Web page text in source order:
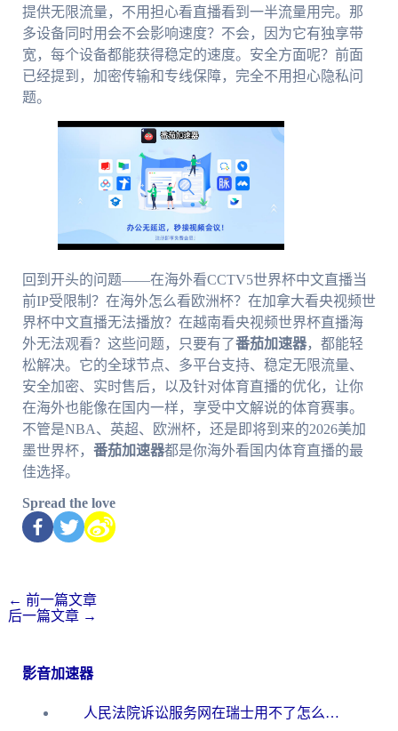
提供无限流量，不用担心看直播看到一半流量用完。那
多设备同时用会不会影响速度？不会，因为它有独享带
宽，每个设备都能获得稳定的速度。安全方面呢？前面
已经提到，加密传输和专线保障，完全不用担心隐私问
题。
回到开头的问题——在海外看CCTV5世界杯中文直播当
前IP受限制？在海外怎么看欧洲杯？在加拿大看央视频世
界杯中文直播无法播放？在越南看央视频世界杯直播海
外无法观看？这些问题，只要有了番茄加速器，都能轻
松解决。它的全球节点、多平台支持、稳定无限流量、
安全加密、实时售后，以及针对体育直播的优化，让你
在海外也能像在国内一样，享受中文解说的体育赛事。
不管是NBA、英超、欧洲杯，还是即将到来的2026美加
墨世界杯， 番茄加速器都是你海外看国内体育直播的最
佳选择。
Spread the love
← 前一篇文章
后一篇文章 →
影音加速器
人民法院诉讼服务网在瑞士用不了怎么办？海外华人必备的回国加速指南